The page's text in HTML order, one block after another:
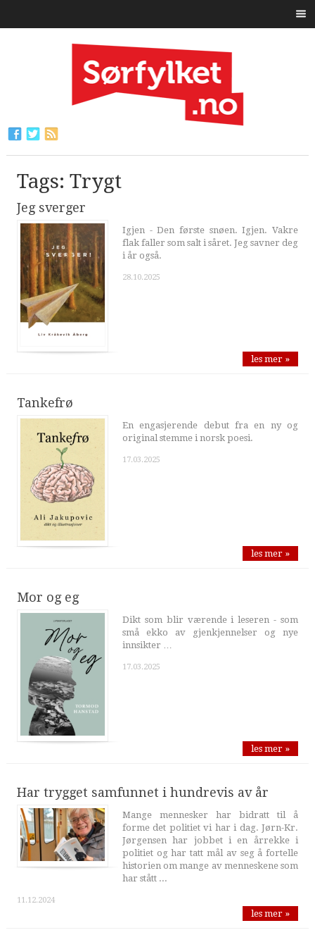
Tags: Trygt
Jeg sverger
Igjen - Den første snøen. Igjen. Vakre
flak faller som salt i såret. Jeg savner deg
i år også.
28.10.2025
les mer »
Tankefrø
En engasjerende debut fra en ny og
original stemme i norsk poesi.
17.03.2025
les mer »
Mor og eg
Dikt som blir værende i leseren - som
små ekko av gjenkjennelser og nye
innsikter …
17.03.2025
les mer »
Har trygget samfunnet i hundrevis av år
Mange mennesker har bidratt til å
forme det politiet vi har i dag. Jørn-Kr.
Jørgensen har jobbet i en årrekke i
politiet og har tatt mål av seg å fortelle
historien om mange av menneskene som
har stått ...
11.12.2024
les mer »